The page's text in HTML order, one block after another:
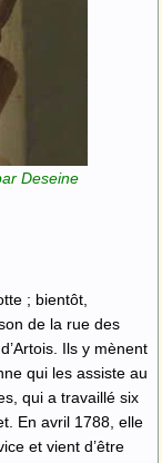
Deseine
; bientôt,
de la rue des
Ils y mènent
qui les assiste au
qui a travaillé six
En avril 1788, elle
et vient d’être